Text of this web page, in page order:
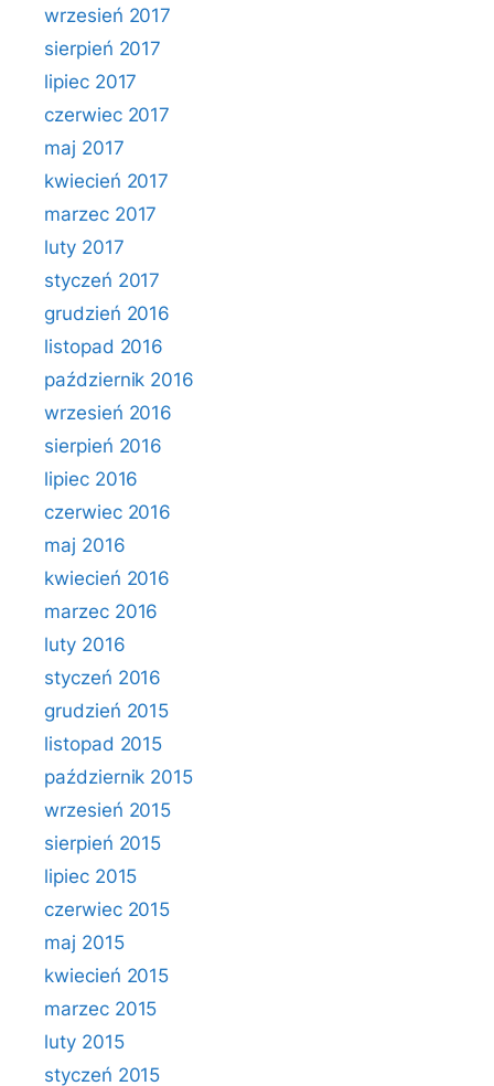
wrzesień 2017
sierpień 2017
lipiec 2017
czerwiec 2017
maj 2017
kwiecień 2017
marzec 2017
luty 2017
styczeń 2017
grudzień 2016
listopad 2016
październik 2016
wrzesień 2016
sierpień 2016
lipiec 2016
czerwiec 2016
maj 2016
kwiecień 2016
marzec 2016
luty 2016
styczeń 2016
grudzień 2015
listopad 2015
październik 2015
wrzesień 2015
sierpień 2015
lipiec 2015
czerwiec 2015
maj 2015
kwiecień 2015
marzec 2015
luty 2015
styczeń 2015